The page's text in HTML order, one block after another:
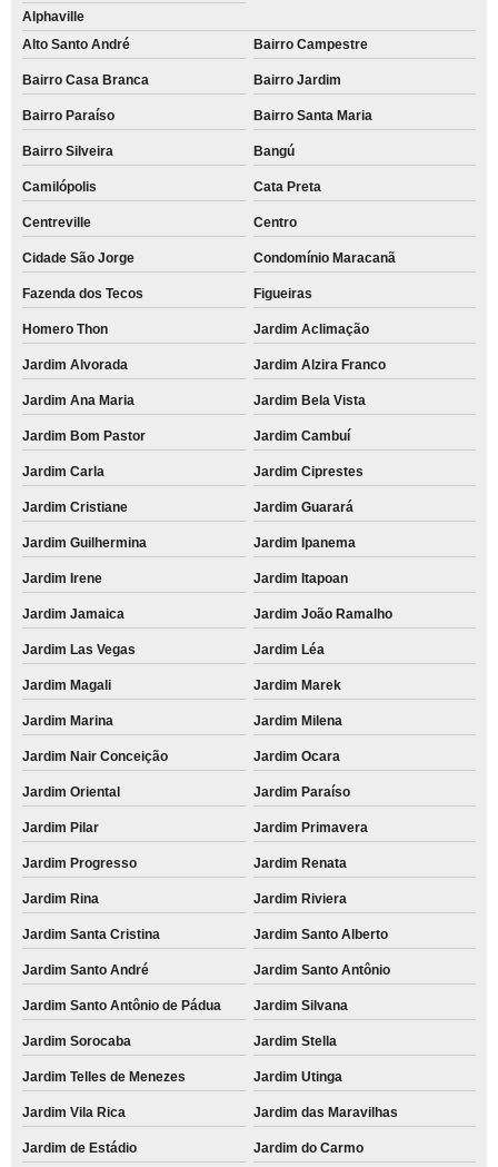
Alphaville
Alto Santo André
Bairro Campestre
Bairro Casa Branca Bairro Jardim
Bairro Paraíso Bairro Santa Maria
Bairro Silveira Bangú
Camilópolis Cata Preta
Centreville Centro
Cidade São Jorge Condomínio Maracanã
Fazenda dos Tecos Figueiras
Homero Thon Jardim Aclimação
Jardim Alvorada Jardim Alzira Franco
Jardim Ana Maria Jardim Bela Vista
Jardim Bom Pastor Jardim Cambuí
Jardim Carla Jardim Ciprestes
Jardim Cristiane Jardim Guarará
Jardim Guilhermina Jardim Ipanema
Jardim Irene Jardim Itapoan
Jardim Jamaica Jardim João Ramalho
Jardim Las Vegas Jardim Léa
Jardim Magali Jardim Marek
Jardim Marina Jardim Milena
Jardim Nair Conceição Jardim Ocara
Jardim Oriental Jardim Paraíso
Jardim Pilar Jardim Primavera
Jardim Progresso Jardim Renata
Jardim Rina Jardim Riviera
Jardim Santa Cristina Jardim Santo Alberto
Jardim Santo André Jardim Santo Antônio
Jardim Santo Antônio de Pádua Jardim Silvana
Jardim Sorocaba Jardim Stella
Jardim Telles de Menezes Jardim Utinga
Jardim Vila Rica Jardim das Maravilhas
Jardim de Estádio Jardim do Carmo